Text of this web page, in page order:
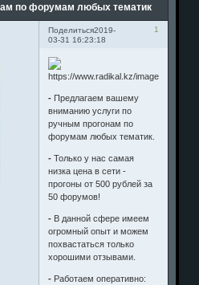
по форумам любых тематик
Поделиться 1
2019-
03-31 16:23:18
- Предлагаем вашему
вниманию услуги по
ручным прогонам по
форумам любых тематик.
- Только у нас самая
низка цена в сети -
прогоны от 500 рублей за
50 форумов!
- В данной сфере имеем
огромный опыт и можем
похвастаться только
хорошими отзывами.
- Работаем оперативно: